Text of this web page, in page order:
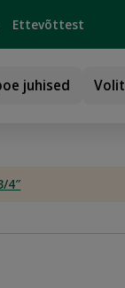
Ettevõttest
juhised
4″